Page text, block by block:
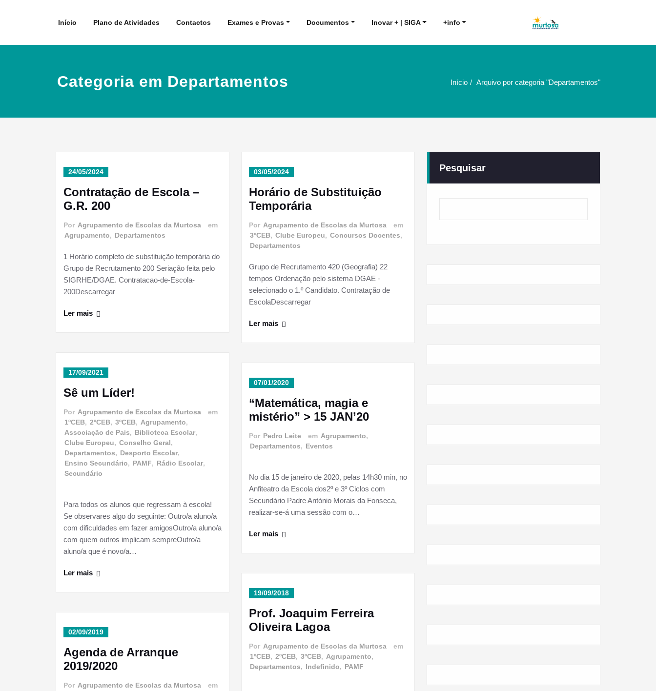
AE Murtosa
Agrupamento de Escolas da
Murtosa
Início Plano de Atividades Contactos Exames e Provas Documentos Inovar + | SIGA +info
Categoria em Departamentos Início Arquivo por categoria "Departamentos"
24/05/2024
Contratação de Escola –
G.R. 200
Por Agrupamento de Escolas da Murtosa
em
Agrupamento, Departamentos
1 Horário completo de substituição temporária do
Grupo de Recrutamento 200 Seriação feita pelo
SIGRHE/DGAE. Contratacao-de-Escola-
200Descarregar
Ler mais
17/09/2021
Sê um Líder!
Por Agrupamento de Escolas da Murtosa
em
1ºCEB, 2ºCEB, 3ºCEB, Agrupamento,
Associação de Pais, Biblioteca Escolar,
Clube Europeu, Conselho Geral,
Departamentos, Desporto Escolar,
Ensino Secundário, PAMF, Rádio Escolar,
Secundário
Para todos os alunos que regressam à escola!
Se observares algo do seguinte: Outro/a aluno/a
com dificuldades em fazer amigosOutro/a aluno/a
com quem outros implicam sempreOutro/a
aluno/a que é novo/a…
Ler mais
02/09/2019
Agenda de Arranque
2019/2020
Por Agrupamento de Escolas da Murtosa
em
03/05/2024
Horário de Substituição
Temporária
Por Agrupamento de Escolas da Murtosa
em
3ºCEB, Clube Europeu, Concursos Docentes,
Departamentos
Grupo de Recrutamento 420 (Geografia) 22
tempos Ordenação pelo sistema DGAE -
selecionado o 1.º Candidato. Contratação de
EscolaDescarregar
Ler mais
07/01/2020
“Matemática, magia e
mistério” > 15 JAN’20
Por Pedro Leite em Agrupamento,
Departamentos, Eventos
No dia 15 de janeiro de 2020, pelas 14h30 min, no
Anfiteatro da Escola dos2º e 3º Ciclos com
Secundário Padre António Morais da Fonseca,
realizar-se-á uma sessão com o…
Ler mais
19/09/2018
Prof. Joaquim Ferreira
Oliveira Lagoa
Por Agrupamento de Escolas da Murtosa
em
1ºCEB, 2ºCEB, 3ºCEB, Agrupamento,
Departamentos, Indefinido, PAMF
Pesquisar